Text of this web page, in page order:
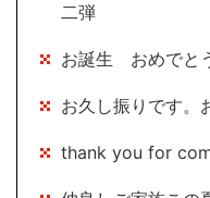
二弾
お誕生 おめでと
お久し振りです。
thank you for